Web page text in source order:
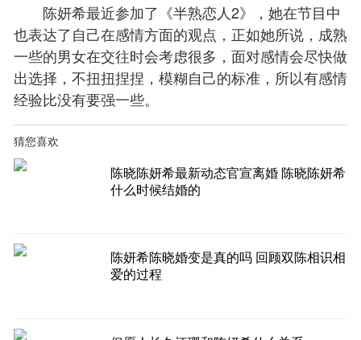
陈妍希最近参加了《半熟恋人2》，她在节目中
也表达了自己在感情方面的观点，正如她所说，成熟
一些的男女在交往时会考虑很多，面对感情会尽快做
出选择，不扭扭捏捏，模糊自己的标准，所以有感情
经验比没有要强一些。
猜您喜欢
陈晓陈妍希最新动态官宣离婚 陈晓陈妍希
什么时候结婚的
陈妍希陈晓婚变是真的吗 回顾双陈相识相
爱的过程